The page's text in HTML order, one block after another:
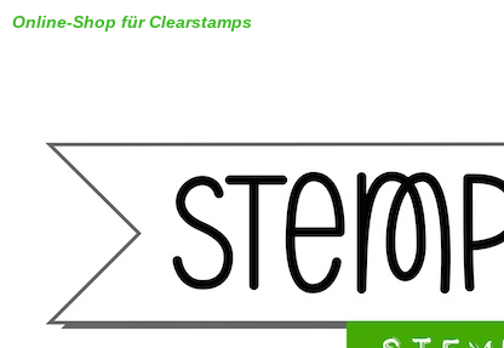
Online-Shop für Clearstamps